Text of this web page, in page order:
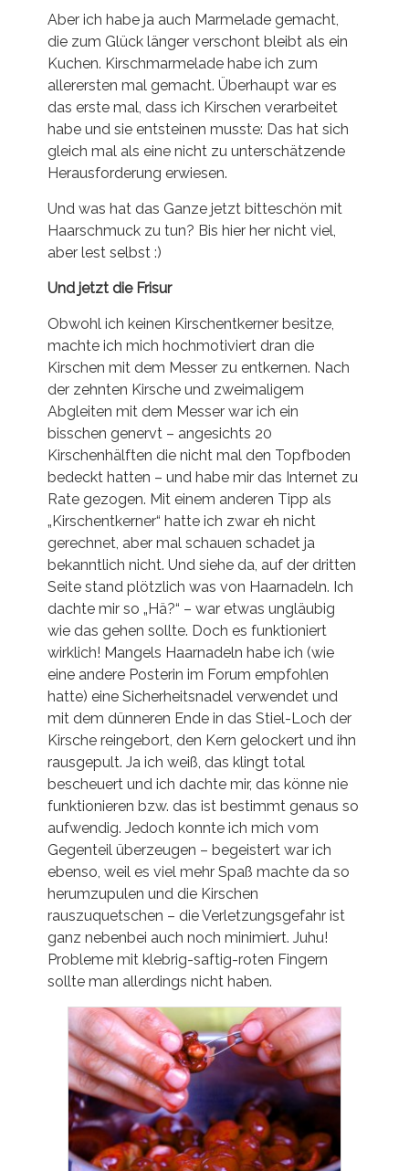
Aber ich habe ja auch Marmelade gemacht,
die zum Glück länger verschont bleibt als ein
Kuchen. Kirschmarmelade habe ich zum
allerersten mal gemacht. Überhaupt war es
das erste mal, dass ich Kirschen verarbeitet
habe und sie entsteinen musste: Das hat sich
gleich mal als eine nicht zu unterschätzende
Herausforderung erwiesen.
Und was hat das Ganze jetzt bitteschön mit
Haarschmuck zu tun? Bis hier her nicht viel,
aber lest selbst :)
Und jetzt die Frisur
Obwohl ich keinen Kirschentkerner besitze,
machte ich mich hochmotiviert dran die
Kirschen mit dem Messer zu entkernen. Nach
der zehnten Kirsche und zweimaligem
Abgleiten mit dem Messer war ich ein
bisschen genervt – angesichts 20
Kirschenhälften die nicht mal den Topfboden
bedeckt hatten – und habe mir das Internet zu
Rate gezogen. Mit einem anderen Tipp als
„Kirschentkerner“ hatte ich zwar eh nicht
gerechnet, aber mal schauen schadet ja
bekanntlich nicht. Und siehe da, auf der dritten
Seite stand plötzlich was von Haarnadeln. Ich
dachte mir so „Hä?“ – war etwas ungläubig
wie das gehen sollte. Doch es funktioniert
wirklich! Mangels Haarnadeln habe ich (wie
eine andere Posterin im Forum empfohlen
hatte) eine Sicherheitsnadel verwendet und
mit dem dünneren Ende in das Stiel-Loch der
Kirsche reingebort, den Kern gelockert und ihn
rausgepult. Ja ich weiß, das klingt total
bescheuert und ich dachte mir, das könne nie
funktionieren bzw. das ist bestimmt genaus so
aufwendig. Jedoch konnte ich mich vom
Gegenteil überzeugen – begeistert war ich
ebenso, weil es viel mehr Spaß machte da so
herumzupulen und die Kirschen
rauszuquetschen – die Verletzungsgefahr ist
ganz nebenbei auch noch minimiert. Juhu!
Probleme mit klebrig-saftig-roten Fingern
sollte man allerdings nicht haben.